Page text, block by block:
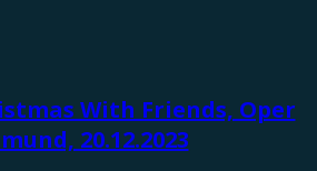
With Friends, Oper
20.12.2023